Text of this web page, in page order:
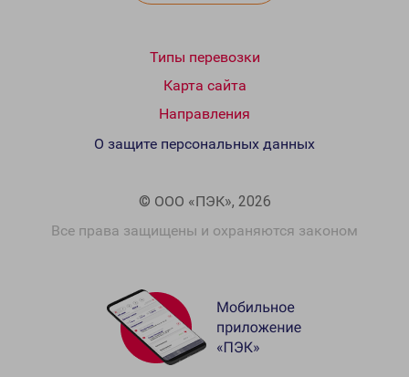
Типы перевозки
Карта сайта
Направления
© ООО «ПЭК», 2026
Все права защищены и охраняются законом
О защите персональных данных